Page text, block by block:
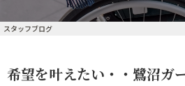
スタッフブログ
希望を叶えたい・・鷺沼ガ